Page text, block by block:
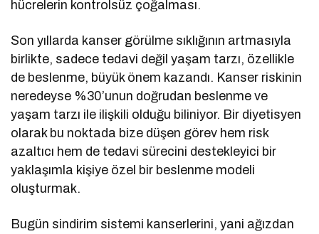
hücrelerin kontrolsüz çoğalması.
Son yıllarda kanser görülme sıklığının artmasıyla
birlikte, sadece tedavi değil yaşam tarzı, özellikle
de beslenme, büyük önem kazandı. Kanser riskinin
neredeyse %30’unun doğrudan beslenme ve
yaşam tarzı ile ilişkili olduğu biliniyor. Bir diyetisyen
olarak bu noktada bize düşen görev hem risk
azaltıcı hem de tedavi sürecini destekleyici bir
yaklaşımla kişiye özel bir beslenme modeli
oluşturmak.
Bugün sindirim sistemi kanserlerini, yani ağızdan